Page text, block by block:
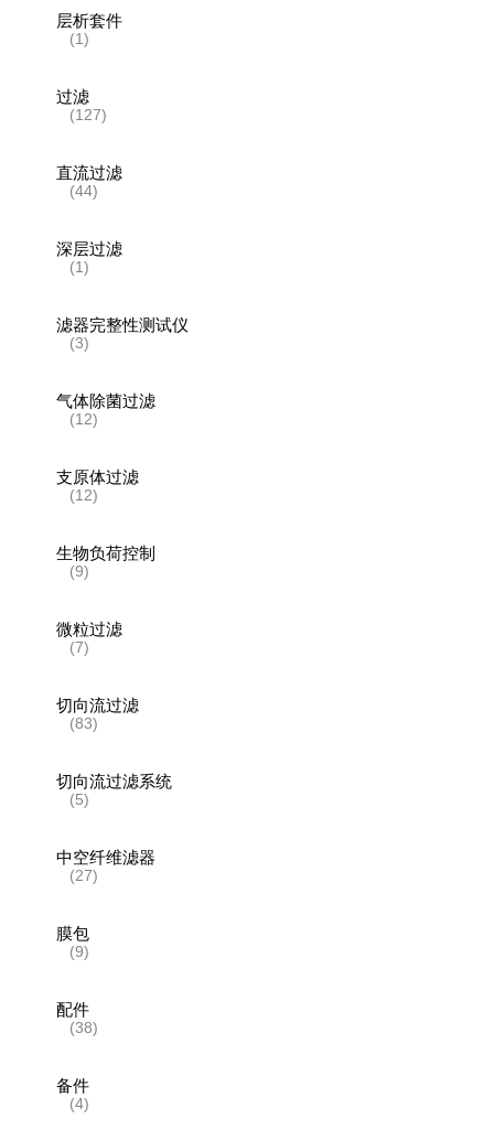
层析套件
(1)
过滤
(127)
直流过滤
(44)
深层过滤
(1)
滤器完整性测试仪
(3)
气体除菌过滤
(12)
支原体过滤
(12)
生物负荷控制
(9)
微粒过滤
(7)
切向流过滤
(83)
切向流过滤系统
(5)
中空纤维滤器
(27)
膜包
(9)
配件
(38)
备件
(4)